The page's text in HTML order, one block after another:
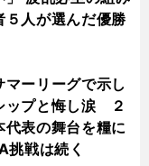
５人が選んだ優勝
マーリーグで示し
ップと悔し涙 ２
代表の舞台を糧に
挑戦は続く